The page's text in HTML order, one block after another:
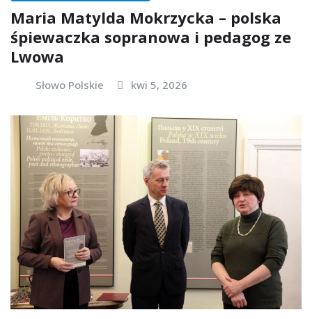
Maria Matylda Mokrzycka – polska
śpiewaczka sopranowa i pedagog ze
Lwowa
Słowo Polskie kwi 5, 2026